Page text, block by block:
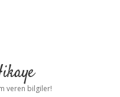
veren bilgiler!